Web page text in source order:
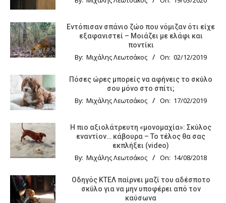
Εντόπισαν σπάνιο ζώο που νόμιζαν ότι είχε
εξαφανιστεί – Μοιάζει με ελάφι και
ποντίκι
By: Μιχάλης Λεωτσάκος On: 02/12/2019
Πόσες ώρες μπορείς να αφήνεις το σκύλο
σου μόνο στο σπίτι;
By: Μιχάλης Λεωτσάκος On: 17/02/2019
Η πιο αξιολάτρευτη «μονομαχία»: Σκύλος
εναντίον… κάβουρα – Το τέλος θα σας
εκπλήξει (video)
By: Μιχάλης Λεωτσάκος On: 14/08/2018
Οδηγός KTΕΛ παίρνει μαζί του αδέσποτο
σκύλο για να μην υποφέρει από τον
καύσωνα